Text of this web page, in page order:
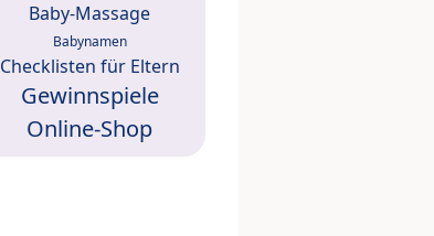
Baby-Massage
Babynamen
Checklisten für Eltern
Gewinnspiele
Online-Shop